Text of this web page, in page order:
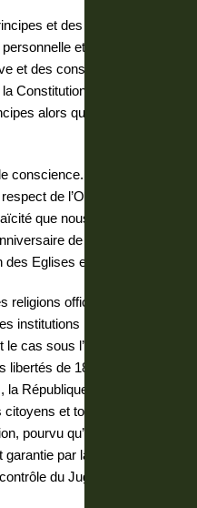
et des valeurs. Alors
et morale, les
et des conséquences
Constitution du 4 octobre
alors qu’elle égrène les
conscience. Elle garantit le
de l’Ordre Public.
que nous fêtons cette
de la loi du 9
Eglises et de l’Etat.
officielles ainsi qu’à
institutions publiques de
cas sous l’Ancien Régime.
de 1880 à 1905 et
République a donc créé
et toutes les
pourvu qu’ils respectent
par la séparation
du Juge.